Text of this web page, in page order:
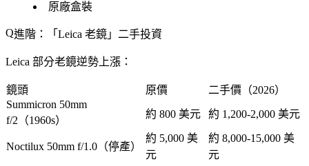
原廠盒裝
進階：「Leica 老鏡」二手投資
Leica 部分老鏡逆勢上漲：
鏡頭 原價
二手價（2026）
Summicron 50mm
f/2（1960s）
約 800 美元 約 1,200-2,000 美元
Noctilux 50mm f/1.0（停產）
約 5,000 美
元
約 8,000-15,000 美
元